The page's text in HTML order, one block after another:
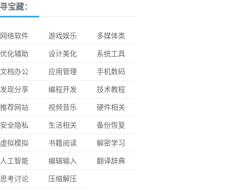
宝藏：
网络软件 游戏娱乐
多媒体类
优化辅助
设计美化
系统工具
文档办公
应用管理
手机数码
发现分享
编程开发
技术教程
推荐网站
视频音乐
硬件相关
安全隐私
生活相关
备份恢复
虚拟模拟
书籍阅读
解密学习
人工智能
编辑输入
翻译辞典
思考讨论
压缩解压